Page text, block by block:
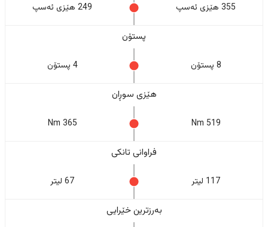
355 هێزی ئەسپ 249 هێزی ئەسپ
پستۆن
8 پستۆن 4 پستۆن
هێزی سوڕان
519 Nm
365 Nm
فراوانی تانکی
117 لیتر 67 لیتر
بەرزترین خێرایی